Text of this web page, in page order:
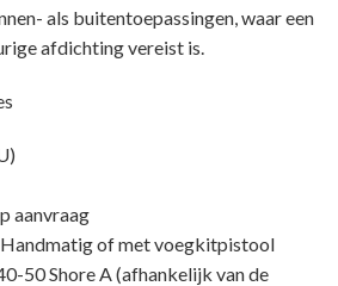
als buitentoepassingen, waar een
afdichting vereist is.
aanvraag
of met voegkitpistool
50 Shore A (afhankelijk van de